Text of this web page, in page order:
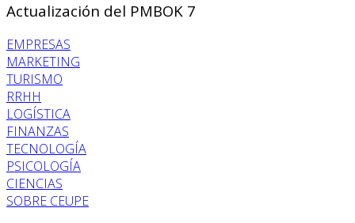
Actualización del PMBOK 7
EMPRESAS
MARKETING
TURISMO
RRHH
LOGÍSTICA
FINANZAS
TECNOLOGÍA
PSICOLOGÍA
CIENCIAS
SOBRE CEUPE